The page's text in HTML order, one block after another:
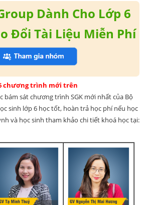
Dành Cho Lớp 6
Đổi Tài Liệu Miễn Phí
chương trình mới trên
bám sát chương trình SGK mới nhất của Bộ
sinh lớp 6 học tốt, hoàn trả học phí nếu học
và học sinh tham khảo chi tiết khoá học tại: